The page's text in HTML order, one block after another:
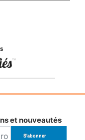
et nouveautés